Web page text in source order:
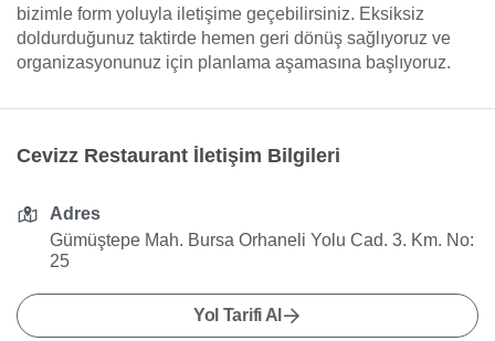
bizimle form yoluyla iletişime geçebilirsiniz. Eksiksiz
doldurduğunuz taktirde hemen geri dönüş sağlıyoruz ve
organizasyonunuz için planlama aşamasına başlıyoruz.
Cevizz Restaurant İletişim Bilgileri
Adres
Gümüştepe Mah. Bursa Orhaneli Yolu Cad. 3. Km. No:
25
Yol Tarifi Al